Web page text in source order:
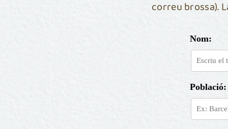
correu brossa).
Nom:
Població: